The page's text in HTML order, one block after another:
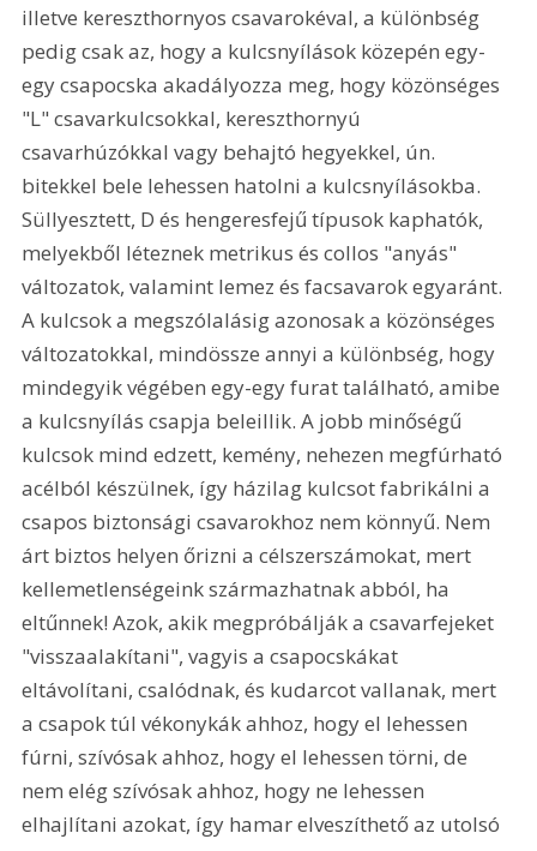
illetve kereszthornyos csavarokéval, a különbség
pedig csak az, hogy a kulcsnyílások közepén egy-
egy csapocska akadályozza meg, hogy közönséges
"L" csavarkulcsokkal, kereszthornyú
csavarhúzókkal vagy behajtó hegyekkel, ún.
bitekkel bele lehessen hatolni a kulcsnyílásokba.
Süllyesztett, D és hengeresfejű típusok kaphatók,
melyekből léteznek metrikus és collos "anyás"
változatok, valamint lemez és facsavarok egyaránt.
A kulcsok a megszólalásig azonosak a közönséges
változatokkal, mindössze annyi a különbség, hogy
mindegyik végében egy-egy furat található, amibe
a kulcsnyílás csapja beleillik. A jobb minőségű
kulcsok mind edzett, kemény, nehezen megfúrható
acélból készülnek, így házilag kulcsot fabrikálni a
csapos biztonsági csavarokhoz nem könnyű. Nem
árt biztos helyen őrizni a célszerszámokat, mert
kellemetlenségeink származhatnak abból, ha
eltűnnek! Azok, akik megpróbálják a csavarfejeket
"visszaalakítani", vagyis a csapocskákat
eltávolítani, csalódnak, és kudarcot vallanak, mert
a csapok túl vékonykák ahhoz, hogy el lehessen
fúrni, szívósak ahhoz, hogy el lehessen törni, de
nem elég szívósak ahhoz, hogy ne lehessen
elhajlítani azokat, így hamar elveszíthető az utolsó